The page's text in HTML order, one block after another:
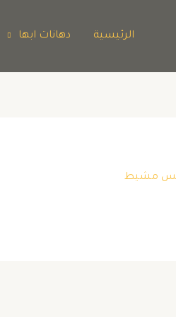
الرئيسية دهانات ابها
مشيط